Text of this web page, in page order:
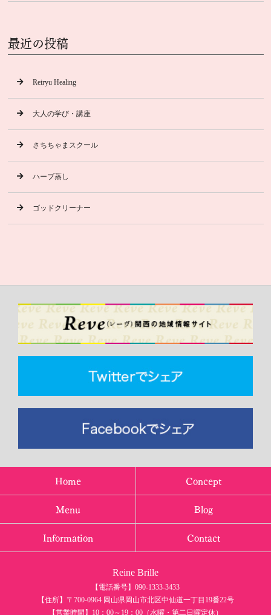
最近の投稿
Reiryu Healing
大人の学び・講座
さちちゃまスクール
ハーブ蒸し
ゴッドクリーナー
Home
Concept
Menu
Blog
Information
Contact
Reine Brille
【電話番号】090-1333-3433
【住所】〒700-0964 岡山県岡山市北区中仙道一丁目19番22号
【営業時間】10：00～19：00（水曜・第二日曜定休）